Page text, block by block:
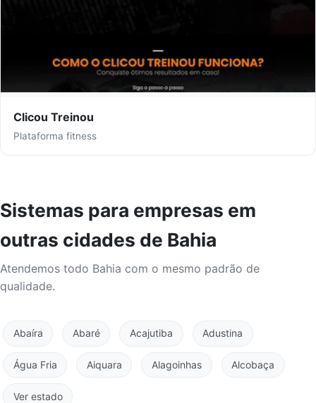
Clicou Treinou
Plataforma fitness
Sistemas para empresas em
outras cidades de Bahia
Atendemos todo Bahia com o mesmo padrão de
qualidade.
Abaíra Abaré Acajutiba Adustina
Água Fria Aiquara Alagoinhas Alcobaça
Ver estado